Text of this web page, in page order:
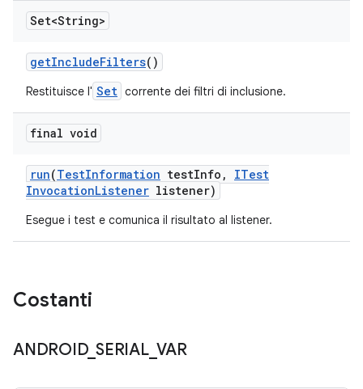
Set<String>
getIncludeFilters()
Restituisce l' Set corrente dei filtri di inclusione.
final void
run(TestInformation testInfo ,
ITest
InvocationListener listener)
Esegue i test e comunica il risultato al listener.
Costanti
ANDROID_ SERIAL_VAR